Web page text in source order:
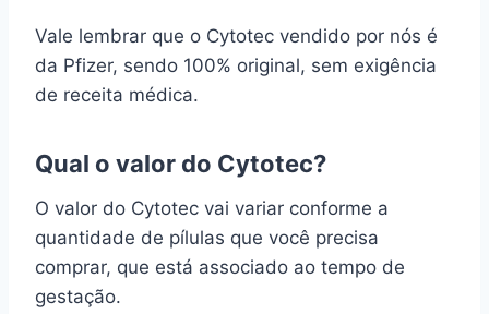
Vale lembrar que o Cytotec vendido por nós é
da Pfizer, sendo 100% original, sem exigência
de receita médica.
Qual o valor do Cytotec?
O valor do Cytotec vai variar conforme a
quantidade de pílulas que você precisa
comprar, que está associado ao tempo de
gestação.